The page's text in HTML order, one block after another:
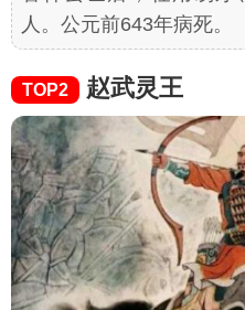
人。公元前643年病死。
TOP2 赵武灵王